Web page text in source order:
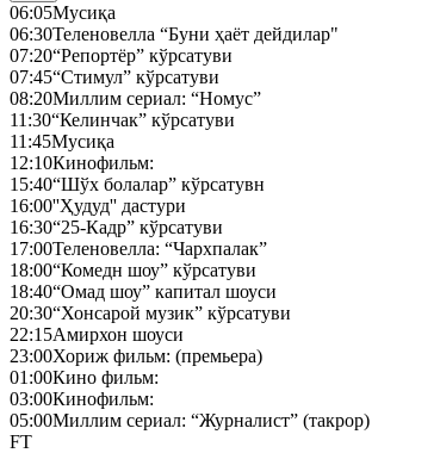
06:05Мусиқа
06:30Теленовелла “Буни ҳаёт дейдилар"
07:20“Репортёр” кўрсатуви
07:45“Стимул” кўрсатуви
08:20Миллим сериал: “Номус”
11:30“Келинчак” кўрсатуви
11:45Мусиқа
12:10Кинофильм:
15:40“Шўх болалар” кўрсатувн
16:00''Ҳудуд'' дастури
16:30“25-Кадр” кўрсатуви
17:00Теленовелла: “Чархпалак”
18:00“Комедн шоу” кўрсатуви
18:40“Омад шоу” капитал шоуси
20:30“Хонсарой музик” кўрсатуви
22:15Амирхон шоуси
23:00Хориж фильм: (премьера)
01:00Кино фильм:
03:00Кинофильм:
05:00Миллим сериал: “Журналист” (такрор)
FT